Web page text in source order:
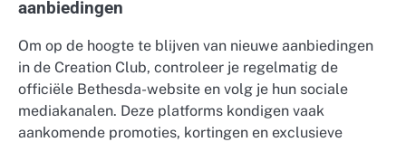
aanbiedingen
Om op de hoogte te blijven van nieuwe aanbiedingen
in de Creation Club, controleer je regelmatig de
officiële Bethesda-website en volg je hun sociale
mediakanalen. Deze platforms kondigen vaak
aankomende promoties, kortingen en exclusieve